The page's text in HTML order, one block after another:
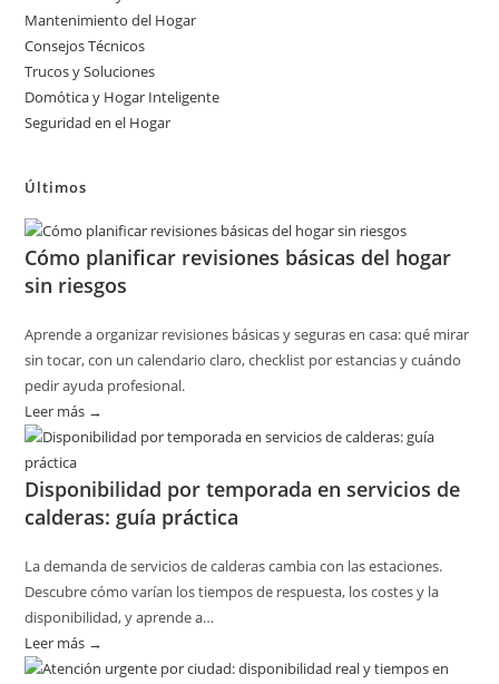
Mantenimiento del Hogar
Consejos Técnicos
Trucos y Soluciones
Domótica y Hogar Inteligente
Seguridad en el Hogar
Últimos
Cómo planificar revisiones básicas del hogar
sin riesgos
Aprende a organizar revisiones básicas y seguras en casa: qué mirar
sin tocar, con un calendario claro, checklist por estancias y cuándo
pedir ayuda profesional.
Leer más →
Cómo
revisiones
básicas
hogar
sin
Disponibilidad por temporada en servicios de
calderas: guía práctica
La demanda de servicios de calderas cambia con las estaciones.
Descubre cómo varían los tiempos de respuesta, los costes y la
disponibilidad, y aprende a…
Leer más →
Disponibilidad